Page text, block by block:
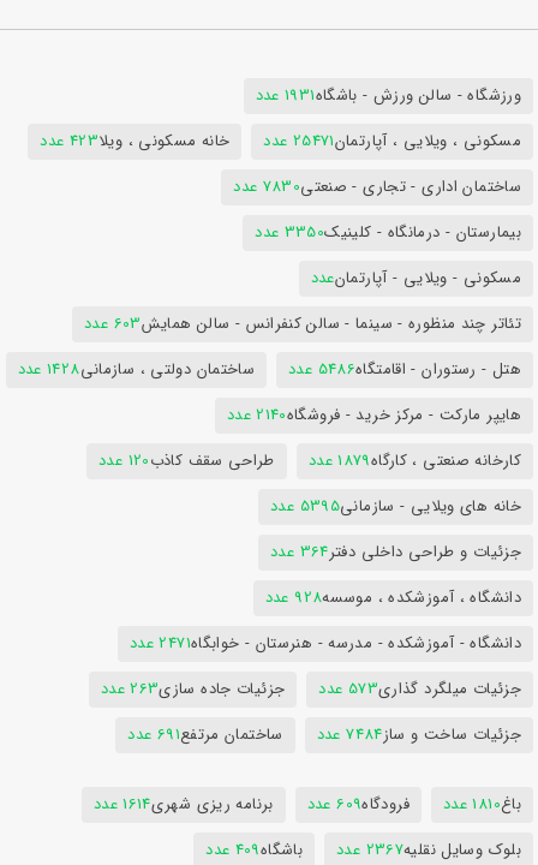
ورزشگاه - سالن ورزش - باشگاه1931 عدد
مسکونی ، ویلایی ، آپارتمان25471 عدد خانه مسکونی ، ویلا423 عدد
ساختمان اداری - تجاری - صنعتی7830 عدد
بیمارستان - درمانگاه - کلینیک3350 عدد
مسکونی - ویلایی - آپارتمانعدد
تئاتر چند منظوره - سینما - سالن کنفرانس - سالن همایش603 عدد
هتل - رستوران - اقامتگاه5486 عدد ساختمان دولتی ، سازمانی1428 عدد
هایپر مارکت - مرکز خرید - فروشگاه2140 عدد
کارخانه صنعتی ، کارگاه1879 عدد طراحی سقف کاذب120 عدد
خانه های ویلایی - سازمانی5395 عدد
جزئیات و طراحی داخلی دفتر364 عدد
دانشگاه ، آموزشکده ، موسسه928 عدد
دانشگاه - آموزشکده - مدرسه - هنرستان - خوابگاه2471 عدد
جزئیات میلگرد گذاری573 عدد جزئیات جاده سازی263 عدد
جزئیات ساخت و ساز7484 عدد ساختمان مرتفع691 عدد
باغ1810 عدد فرودگاه609 عدد برنامه ریزی شهری1614 عدد
بلوک وسایل نقلیه2367 عدد باشگاه409 عدد